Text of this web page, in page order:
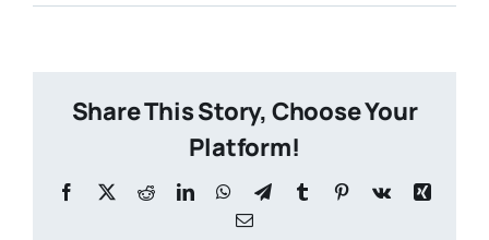
Share This Story, Choose Your
Platform!
Facebook
X RedditLinkedInWhatsApp
TelegramTumblr Pinterest
Vk
Xing
Correo